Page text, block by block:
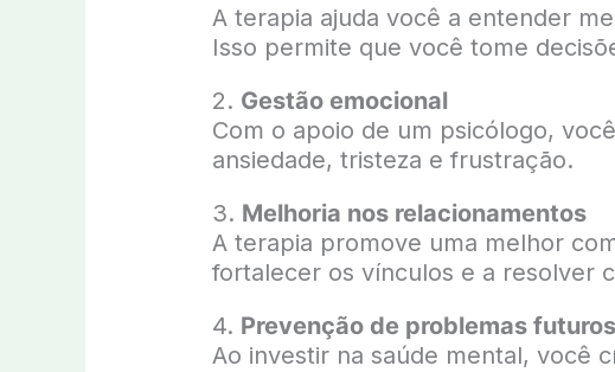
A terapia ajuda você a entender
Isso permite que você tome
2. Gestão emocional
Com o apoio de um psicólogo,
ansiedade, tristeza e frustração.
3. Melhoria nos relacionamentos
A terapia promove uma melhor
fortalecer os vínculos e a resolver
4. Prevenção de problemas futuros
Ao investir na saúde mental, você